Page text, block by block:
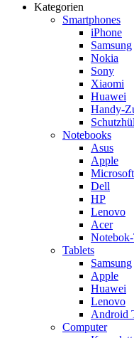
Kategorien
Smartphones
iPhone
Samsung
Nokia
Sony
Xiaomi
Huawei
Handy-
Notebooks
Asus
Apple
Microsoft
Dell
HP
Lenovo
Acer
Notebok-
Tablets
Samsung
Apple
Huawei
Lenovo
Android
Computer